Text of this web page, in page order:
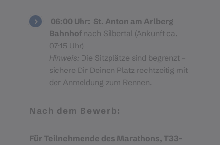
06:00 Uhr: St. Anton am Arlberg
Bahnhof nach Silbertal (Ankunft ca.
07:15 Uhr)
Hinweis: Die Sitzplätze sind begrenzt –
sichere Dir Deinen Platz rechtzeitig mit
der Anmeldung zum Rennen.
Nach dem Bewerb:
Für Teilnehmende des Marathons, T33-